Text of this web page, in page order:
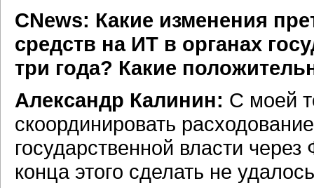
CNews: Какие изменения
средств на ИТ в органах
три года? Какие
Александр Калинин: С моей
скоординировать
государственной власти
конца этого сделать не